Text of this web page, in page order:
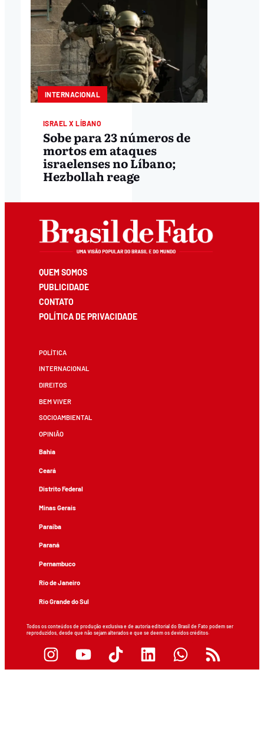
INTERNACIONAL
ISRAEL X LÍBANO
Sobe para 23 números de
mortos em ataques
israelenses no Líbano;
Hezbollah reage
QUEM SOMOS
PUBLICIDADE
CONTATO
POLÍTICA DE PRIVACIDADE
POLÍTICA
INTERNACIONAL
DIREITOS
BEM VIVER
SOCIOAMBIENTAL
OPINIÃO
Bahia
Ceará
Distrito Federal
Minas Gerais
Paraíba
Paraná
Pernambuco
Rio de Janeiro
Rio Grande do Sul
Todos os conteúdos de produção exclusiva e de autoria editorial do Brasil de Fato podem ser
reproduzidos, desde que não sejam alterados e que se deem os devidos créditos.